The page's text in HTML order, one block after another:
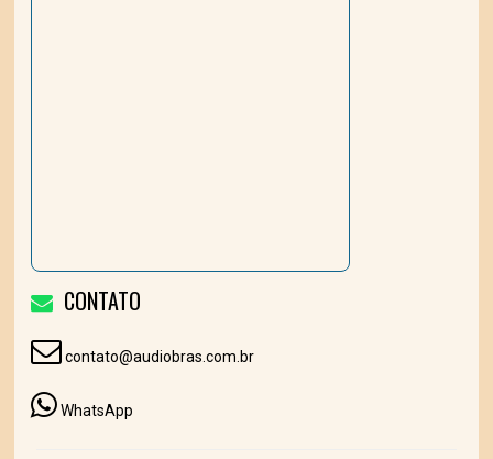
CONTATO
contato@audiobras.com.br
WhatsApp